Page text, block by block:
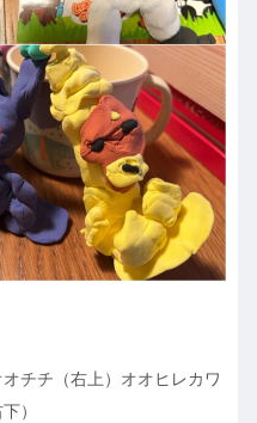
チチ（右上）オオヒレカワ
）